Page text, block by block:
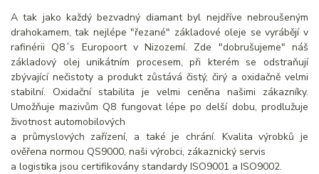
A tak jako každý bezvadný diamant byl nejdříve nebroušeným
drahokamem, tak nejlépe "řezané" základové oleje se vyrábějí v
rafinérii Q8´s Europoort v Nizozemí. Zde "dobrušujeme" náš
základový olej unikátním procesem, při kterém se odstraňují
zbývající nečistoty a produkt zůstává čistý, čirý a oxidačně velmi
stabilní. Oxidační stabilita je velmi ceněna našimi zákazníky.
Umožňuje mazivům Q8 fungovat lépe po delší dobu, prodlužuje
životnost automobilových
a průmyslových zařízení, a také je chrání. Kvalita výrobků je
ověřena normou QS9000, naši výrobci, zákaznický servis
a logistika jsou certifikovány standardy ISO9001 a ISO9002.